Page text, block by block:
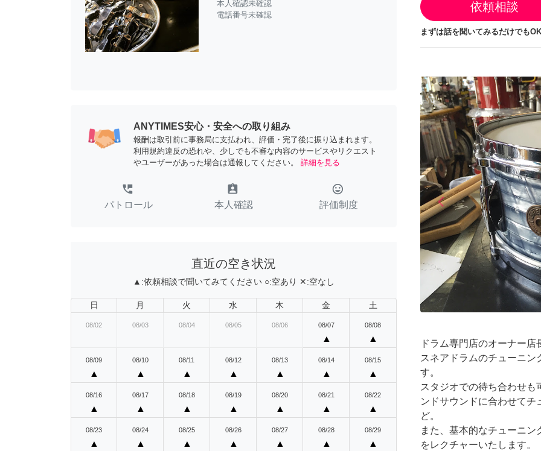
本人確認未確認
電話番号未確認
ANYTIMES安心・安全への取り組み
報酬は取引前に事務局に支払われ、評価・完了後に振り込まれます。
利用規約違反の恐れや、少しでも不審な内容のサービスやリクエスト
やユーザーがあった場合は通報してください。
詳細を見る
perm_phone_msg
パトロール
assignment_ind
本人確認
tag_faces
評価制度
直近の空き状況
▲:依頼相談で聞いてみてください ○:空あり ✕:空なし
日 月 火 水 木 金 土
08/02 08/03 08/04 08/05 08/06 08/07
▲
08/08
▲
08/09
▲
08/10
▲
08/11
▲
08/12
▲
08/13
▲
08/14
▲
08/15
▲
08/16
▲
08/17
▲
08/18
▲
08/19
▲
08/20
▲
08/21
▲
08/22
▲
08/23
▲
08/24
▲
08/25
▲
08/26
▲
08/27
▲
08/28
▲
08/29
▲
依頼相談
まずは話を聞いてみるだけでも
arrow_back_iosPrevious
ドラム専門店のオーナー店
スネアドラムのチューニン
す。
スタジオでの待ち合わせ
ンドサウンドに合わせて
ど。
また、基本的なチューニ
をレクチャーいたします。